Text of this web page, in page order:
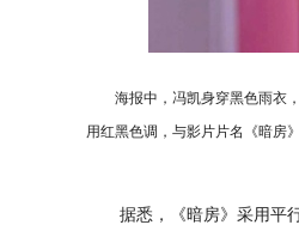
海报中，冯凯身穿黑色雨衣，
用红黑色调，与影片片名《暗房
据悉，《暗房》采用平行